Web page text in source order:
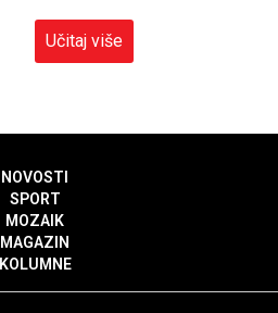
Učitaj više
NOVOSTI
SPORT
MOZAIK
MAGAZIN
KOLUMNE